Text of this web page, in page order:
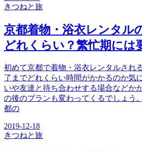
きつねと旅
京都着物・浴衣レンタル
どれくらい？繁忙期には
初めて京都で着物・浴衣レンタルされ
了までどれくらい時間がかかるのか気
いや友達と待ち合わせする場合などか
の後のプランも変わってくるでしょう
都の
2019-12-18
きつねと旅